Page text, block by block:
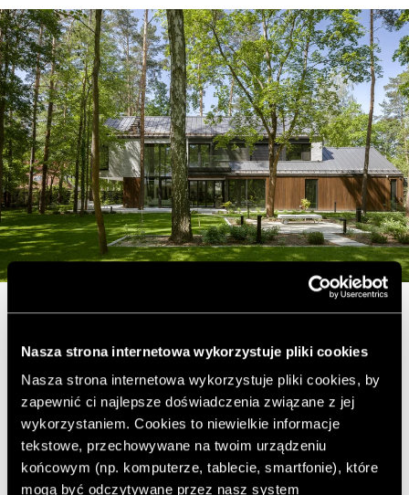
Nasza strona internetowa wykorzystuje pliki cookies
Nasza strona internetowa wykorzystuje pliki cookies, by
zapewnić ci najlepsze doświadczenia związane z jej
wykorzystaniem. Cookies to niewielkie informacje
tekstowe, przechowywane na twoim urządzeniu
końcowym (np. komputerze, tablecie, smartfonie), które
mogą być odczytywane przez nasz system
Zobacz też:
Największy zestaw w historii LEGO powstał z okazji
100. rocznicy śmierci Gaudíego
Casa Lambertiana - beton w łagodnej odsłonie
Mieszkanie w Krakowie, które pozwala poczuć się